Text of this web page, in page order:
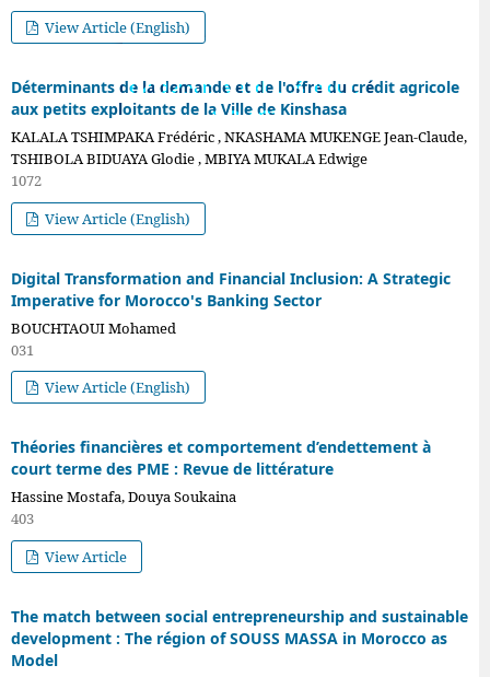
VOL. 3 NO 20
(2023): VOL. 3 NO.
20 [S]
View Article (English)
Déterminants de la demande et de l'offre du crédit agricole
aux petits exploitants de la Ville de Kinshasa
KALALA TSHIMPAKA Frédéric , NKASHAMA MUKENGE Jean-Claude,
TSHIBOLA BIDUAYA Glodie , MBIYA MUKALA Edwige
1072
View Article (English)
Digital Transformation and Financial Inclusion: A Strategic
Imperative for Morocco's Banking Sector
BOUCHTAOUI Mohamed
031
View Article (English)
Théories financières et comportement d’endettement à
court terme des PME : Revue de littérature
Hassine Mostafa, Douya Soukaina
403
View Article
The match between social entrepreneurship and sustainable
development : The région of SOUSS MASSA in Morocco as
Model